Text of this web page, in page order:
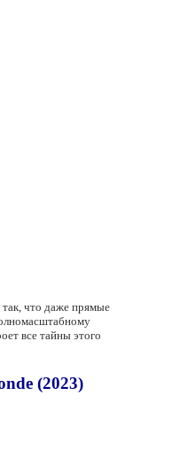
что даже прямые
все тайны этого
(2023)